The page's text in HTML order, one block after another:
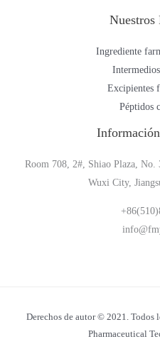
Nuestros
Ingrediente
Excipientes
Péptidos
Room 708, 2#, Shiao Plaza,
Wuxi City,
Derechos de autor © 2021. Todos
Pharmaceutical